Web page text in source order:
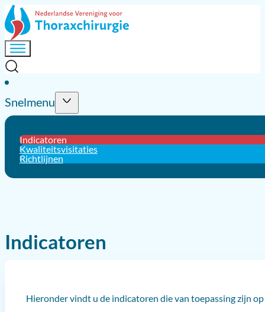
Snelmenu
Indicatoren
Kwaliteitsvisitaties
Richtlijnen
Indicatoren
Hieronder vindt u de indicatoren die van toepassing zijn